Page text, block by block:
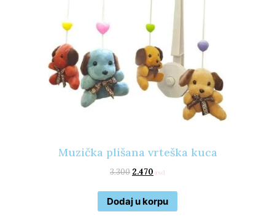
Muzička plišana vrteška kuca
3.300 2.470 rsd
Dodaj u korpu